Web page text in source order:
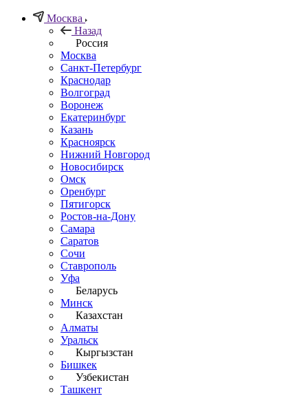
Москва
Назад
Россия
Москва
Санкт-Петербург
Краснодар
Волгоград
Воронеж
Екатеринбург
Казань
Красноярск
Нижний Новгород
Новосибирск
Омск
Оренбург
Пятигорск
Ростов-на-Дону
Самара
Саратов
Сочи
Ставрополь
Уфа
Беларусь
Минск
Казахстан
Алматы
Уральск
Кыргызстан
Бишкек
Узбекистан
Ташкент